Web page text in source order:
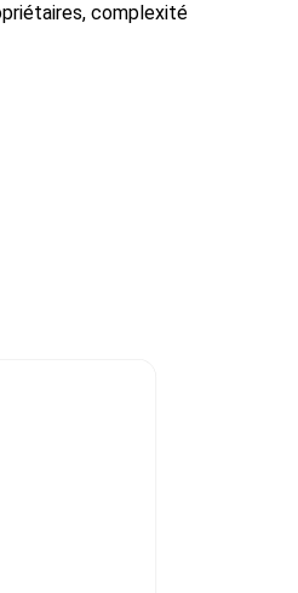
complexité